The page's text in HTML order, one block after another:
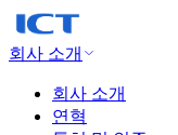
회사 소개
회사 소개
연혁